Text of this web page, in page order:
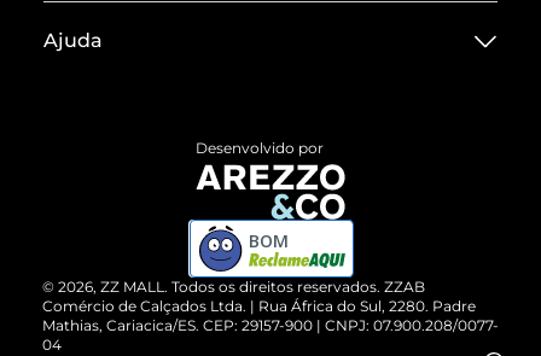
Termos de Uso
ZZ MALL é confiável
Cartão Presente
Vendas Corporativas
Ajuda
Devolução do Produto
Compre pelo WhatsApp
© 2026, ZZ MALL. Todos os direitos reservados. ZZAB
Comércio de Calçados Ltda. | Rua África do Sul, 2280. Padre
Mathias, Cariacica/ES. CEP: 29157-900 | CNPJ: 07.900.208/0077-
04
Desenvolvido por
BOM